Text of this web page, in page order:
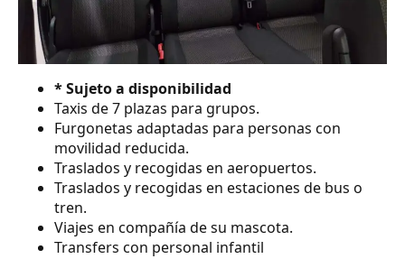
* Sujeto a disponibilidad
Taxis de 7 plazas para grupos.
Furgonetas adaptadas para personas con
movilidad reducida.
Traslados y recogidas en aeropuertos.
Traslados y recogidas en estaciones de bus o
tren.
Viajes en compañía de su mascota.
Transfers con personal infantil